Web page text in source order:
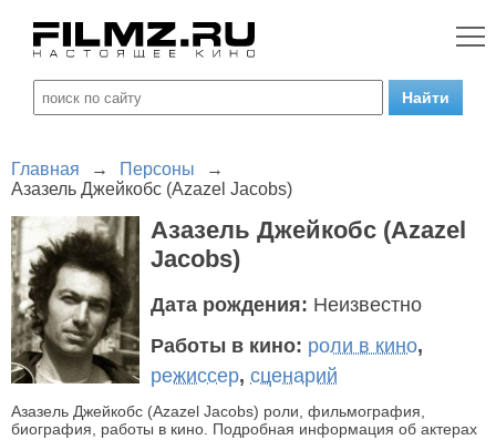
Главная → Персоны
→
Азазель Джейкобс (Azazel Jacobs)
Азазель Джейкобс (Azazel
Jacobs)
Дата рождения: Неизвестно
Работы в кино: роли в кино,
режиссер, сценарий
Азазель Джейкобс (Azazel Jacobs) роли, фильмография,
биография, работы в кино. Подробная информация об актерах